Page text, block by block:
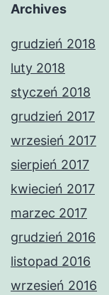
Archives
grudzień 2018
luty 2018
styczeń 2018
grudzień 2017
wrzesień 2017
sierpień 2017
kwiecień 2017
marzec 2017
grudzień 2016
listopad 2016
wrzesień 2016